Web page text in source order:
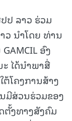
ປ ລາວ ຮ່ວມ
ວ ນໍາໂດຍ ທ່ານ
ອົງ
ໄດ້ນໍາພາສື່
ໂຄງການສ້າງ
ມີສ່ວນຮ່ວມຂອງ
ຕັ້ງທາງສັງຄົມ